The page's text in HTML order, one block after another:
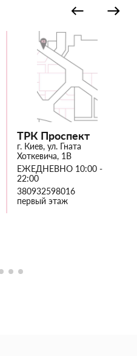
ТРК Проспект
г. Киев, ул. Гната
Хоткевича, 1В
ЕЖЕДНЕВНО 10:00 -
22:00
380932598016
первый этаж